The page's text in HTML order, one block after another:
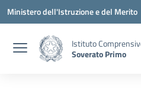
Vai ai contenuti
Vai al menu di navigazione
Vai al footer
Ministero dell'Istruzione e del Merito
Istituto
Soverato Primo